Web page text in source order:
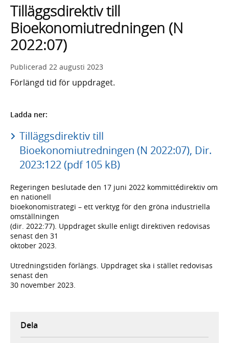
Tilläggsdirektiv till
Bioekonomiutredningen (N
2022:07)
Publicerad 22 augusti 2023
Förlängd tid för uppdraget.
Ladda ner:
Tilläggsdirektiv till
Bioekonomiutredningen (N 2022:07), Dir.
2023:122 (pdf 105 kB)
Regeringen beslutade den 17 juni 2022 kommittédirektiv om
en nationell
bioekonomistrategi – ett verktyg för den gröna industriella
omställningen
(dir. 2022:77). Uppdraget skulle enligt direktiven redovisas
senast den 31
oktober 2023.
Utredningstiden förlängs. Uppdraget ska i stället redovisas
senast den
30 november 2023.
Dela